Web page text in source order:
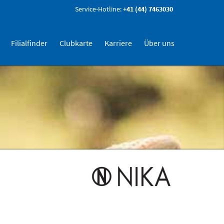
Service-Hotline:+41 (44) 7463030
Filialfinder Clubkarte Karriere Über uns